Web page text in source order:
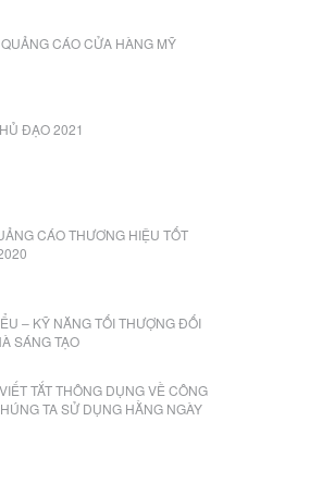
CÁO CỬA HÀNG MỸ
ĐẠO 2021
CÁO THƯƠNG HIỆU TỐT
– KỸ NĂNG TỐI THƯỢNG ĐỐI
SÁNG TẠO
TẮT THÔNG DỤNG VỀ CÔNG
TA SỬ DỤNG HẰNG NGÀY